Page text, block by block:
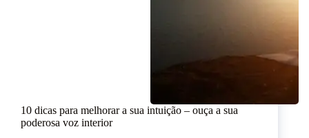
10 dicas para melhorar a sua intuição – ouça a sua
poderosa voz interior